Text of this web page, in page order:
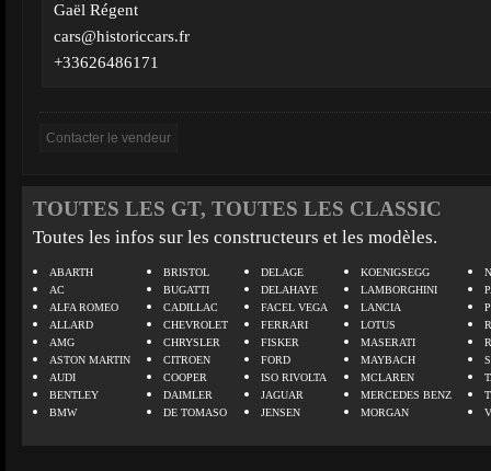
Gaël Régent
cars@historiccars.fr
+33626486171
TOUTES LES GT, TOUTES LES CLASSIC
Toutes les infos sur les constructeurs et les modèles.
ABARTH
AC
ALFA ROMEO
ALLARD
AMG
ASTON MARTIN
AUDI
BENTLEY
BMW
BRISTOL
BUGATTI
CADILLAC
CHEVROLET
CHRYSLER
CITROEN
COOPER
DAIMLER
DE TOMASO
DELAGE
DELAHAYE
FACEL VEGA
FERRARI
FISKER
FORD
ISO RIVOLTA
JAGUAR
JENSEN
KOENIGSEGG
LAMBORGHINI
LANCIA
LOTUS
MASERATI
MAYBACH
MCLAREN
MERCEDES BENZ
MORGAN